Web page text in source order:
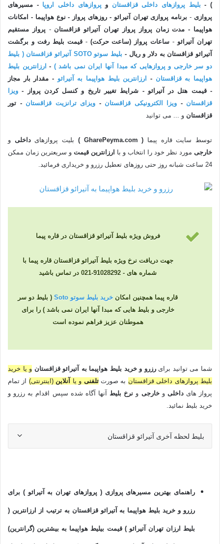
) - بلیط پروازهای داخلی قزاقستان و پروازهای داخلی اروپا - مسیرهای
پروازی -برنامه پروازی تهران آتیرائو - روزهای پرواز - نوع هواپیما - امکانات
هواپیما - مدت زمان پرواز پرواز تهران
آتیرائو قزاقستان- پرواز مستقیم
تهران
آتیرائو -ساعات پرواز (ساعت حرکت) - قیمت بلیط رفت و برگشت
آتیرائو قزاقستان به دلار و ریال -
بلیط سوتو SOTO آتیرائو قزاقستان ( بلیط
دو سر خارجی و پروازهایی که مبدا آنها ایران نمی باشد ) - ارزانترین بلیط
هواپیما به قزاقستان - ارزانترین بلیط هواپیما به آتیرائو - مقدار بار مجاز
- قیمت هتل در آتیرائو - شرایط تغییر تاریخ و کنسل کردن پرواز - ویزا
قزاقستان - ویزا الکترونیکی قزاقستان - ویزای ترانزیت قزاقستان - تور
قزاقستان و ... می توانید
توسط سایت قاره پیما ( GharePeyma.com ) بلیت پروازهایداخلی و
خارجی مورد نظر خود را انتخاب و با ارزانترین قیمت و سریعترین زمان ممکن
24 ساعت شبانه روز حتی روزهای تعطیل رزرو و خریداری فرمائید.
فروش ویژه بلیط آتیرائو قزاقستان در قاره پیما
جهت دریافت نرخ ویژه بلیط آتیرائو قزاقستان قاره پیما با
شماره های - 91028292-021 در تماس باشید
قاره پیما همچنین امکان خرید بلیط سوتو Soto
( بلیط دو سر
خارجی و بلیط هایی که مبدا آنها ایران نمی باشد ) را برای
هموطنان عزیز فراهم نموده است
شما می توانید برایرزرو و خرید بلیط هواپیما به آتیرائو قزاقستان و یا خرید
بلیط پروازهای داخلی قزاقستان به صورتتلفنی و یا آنلاین (اینترنتی) از تمام
پرواز هایداخلی وخارجی و نرخ بلیط آنها آگاه شده سپس اقدام به رزرو و
خرید بلیط نمائید.
بلیط لحظه آخری آتیرائو قزاقستان
راهنمای بهترین مسیرهای پروازی ( پروازهای تهران به آتیرائو ) برای
رزرو و خرید بلیط هواپیما به آتیرائو قزاقستان به ترتیب از ارزانترین (
بلیط ارزان تهران آتیرائو ) قیمت بیلیط هواپیما به بیشترین (گرانترین)